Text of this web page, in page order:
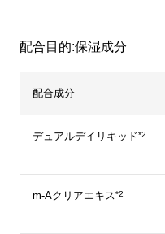
配合目的:保湿成分
配合成分
デュアルデイリキッド*2
m-Aクリアエキス*2